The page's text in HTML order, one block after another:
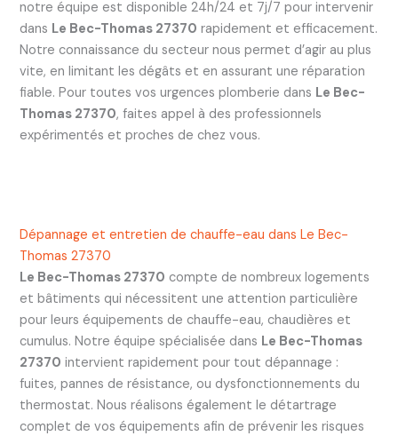
notre équipe est disponible 24h/24 et 7j/7 pour intervenir
dans Le Bec-Thomas 27370 rapidement et efficacement.
Notre connaissance du secteur nous permet d’agir au plus
vite, en limitant les dégâts et en assurant une réparation
fiable. Pour toutes vos urgences plomberie dans Le Bec-
Thomas 27370, faites appel à des professionnels
expérimentés et proches de chez vous.
Dépannage et entretien de chauffe-eau dans Le Bec-
Thomas 27370
Le Bec-Thomas 27370 compte de nombreux logements
et bâtiments qui nécessitent une attention particulière
pour leurs équipements de chauffe-eau, chaudières et
cumulus. Notre équipe spécialisée dans Le Bec-Thomas
27370 intervient rapidement pour tout dépannage :
fuites, pannes de résistance, ou dysfonctionnements du
thermostat. Nous réalisons également le détartrage
complet de vos équipements afin de prévenir les risques